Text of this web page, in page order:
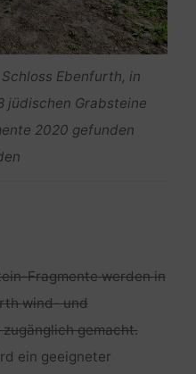
Ebenfurth, in
jüdischen Grabsteine
2020 gefunden
Fragmente werden in
wind- und
gemacht.
ein geeigneter